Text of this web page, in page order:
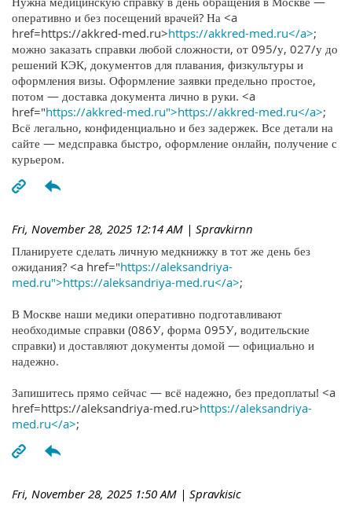
оперативно и без посещений врачей? На <a
href=https://akkred-med.ru>https://akkred-med.ru</a>;
можно заказать справки любой сложности, от 095/у, 027/у до
решений КЭК, документов для плавания, физкультуры и
оформления визы. Оформление заявки предельно простое,
потом — доставка документа лично в руки. <a
href="https://akkred-med.ru">https://akkred-med.ru</a>;
Всё легально, конфиденциально и без задержек. Все детали на
сайте — медсправка быстро, оформление онлайн, получение с
курьером.
Fri, November 28, 2025 12:14 AM | Spravkirnn
Планируете сделать личную медкнижку в тот же день без
ожидания? <a href="https://aleksandriya-
med.ru">https://aleksandriya-med.ru</a>;
В Москве наши медики оперативно подготавливают
необходимые справки (086У, форма 095У, водительские
справки) и доставляют документы домой — официально и
надежно.
Запишитесь прямо сейчас — всё надежно, без предоплаты! <a
href=https://aleksandriya-med.ru>https://aleksandriya-
med.ru</a>;
Fri, November 28, 2025 1:50 AM | Spravkisic